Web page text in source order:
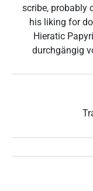
scribe, probably
his liking for
Hieratic
durchgängig